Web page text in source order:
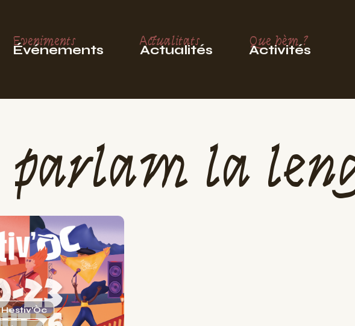
Eveniments
Événements
Actualitats
Actualités
Que hèm ?
Activités
la
Hestiv'Òc